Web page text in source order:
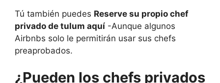
Tú también puedes Reserve su propio chef
privado de tulum aquí -Aunque algunos
Airbnbs solo le permitirán usar sus chefs
preaprobados.
¿Pueden los chefs privados